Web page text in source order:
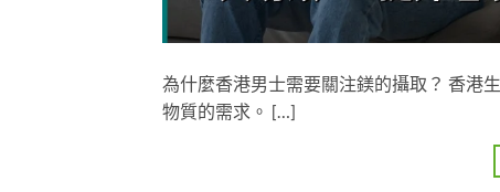
為什麼香港男士需要關注鎂的攝取？ 香港
物質的需求。 […]